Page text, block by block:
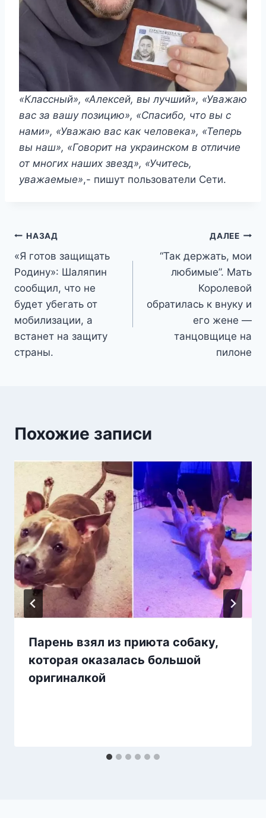
«Классный», «Алексей, вы лучший», «Уважаю
вас за вашу позицию», «Спасибо, что вы с
нами», «Уважаю вас как человека», «Теперь
вы наш», «Говорит на украинском в отличие
от многих наших звезд», «Учитесь,
уважаемые»,- пишут пользователи Сети.
Навигация
по
записям
НАЗАД
«Я готов защищать
Родину»: Шаляпин
сообщил, что не
будет убегать от
мобилизации, а
встанет на защиту
страны.
ДАЛЕЕ
“Так держать, мои
любимые”. Мать
Королевой
обратилась к внуку и
его жене —
танцовщице на
пилоне
Похожие записи
Парень взял из приюта собаку,
которая оказалась большой
оригиналкой